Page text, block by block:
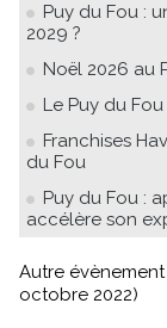
Puy du Fou :
2029 ?
Noël 2026 au
Le Puy du
Franchises
du Fou
Puy du Fou :
accélère son
Autre évènement à venir : la Foulée des Géants (Les 8 et 9
octobre 2022)